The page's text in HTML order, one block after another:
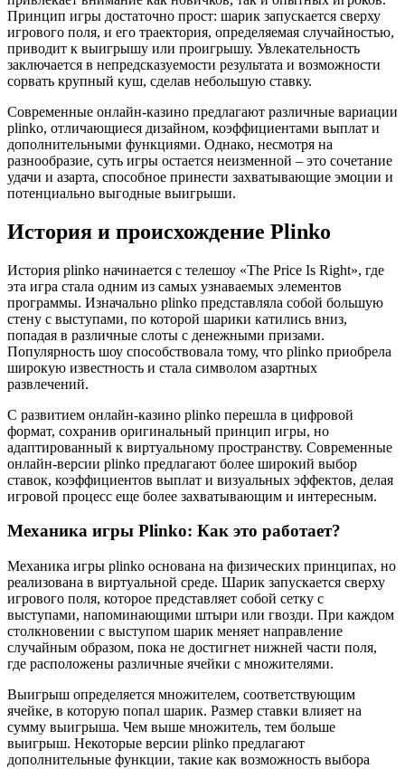
Принцип игры достаточно прост: шарик запускается сверху
игрового поля, и его траектория, определяемая случайностью,
приводит к выигрышу или проигрышу. Увлекательность
заключается в непредсказуемости результата и возможности
сорвать крупный куш, сделав небольшую ставку.
Современные онлайн-казино предлагают различные вариации
plinko, отличающиеся дизайном, коэффициентами выплат и
дополнительными функциями. Однако, несмотря на
разнообразие, суть игры остается неизменной – это сочетание
удачи и азарта, способное принести захватывающие эмоции и
потенциально выгодные выигрыши.
История и происхождение Plinko
История plinko начинается с телешоу «The Price Is Right», где
эта игра стала одним из самых узнаваемых элементов
программы. Изначально plinko представляла собой большую
стену с выступами, по которой шарики катились вниз,
попадая в различные слоты с денежными призами.
Популярность шоу способствовала тому, что plinko приобрела
широкую известность и стала символом азартных
развлечений.
С развитием онлайн-казино plinko перешла в цифровой
формат, сохранив оригинальный принцип игры, но
адаптированный к виртуальному пространству. Современные
онлайн-версии plinko предлагают более широкий выбор
ставок, коэффициентов выплат и визуальных эффектов, делая
игровой процесс еще более захватывающим и интересным.
Механика игры Plinko: Как это работает?
Механика игры plinko основана на физических принципах, но
реализована в виртуальной среде. Шарик запускается сверху
игрового поля, которое представляет собой сетку с
выступами, напоминающими штыри или гвозди. При каждом
столкновении с выступом шарик меняет направление
случайным образом, пока не достигнет нижней части поля,
где расположены различные ячейки с множителями.
Выигрыш определяется множителем, соответствующим
ячейке, в которую попал шарик. Размер ставки влияет на
сумму выигрыша. Чем выше множитель, тем больше
выигрыш. Некоторые версии plinko предлагают
дополнительные функции, такие как возможность выбора